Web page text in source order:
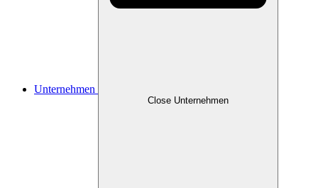
Unternehmen
Close Unternehmen